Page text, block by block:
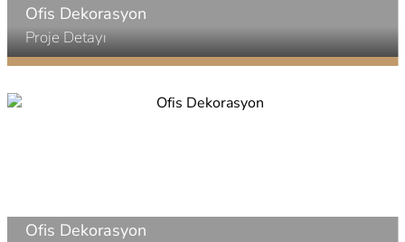
Ofis Dekorasyon
Proje Detayı
Ofis Dekorasyon